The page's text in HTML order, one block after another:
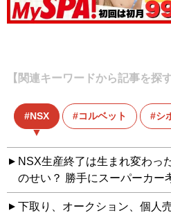
【関連キーワードから記事を探す
NSX コルベット シ
NSX生産終了は生まれ変わっ
のせい？ 勝手にスーパーカー
下取り、オークション、個人